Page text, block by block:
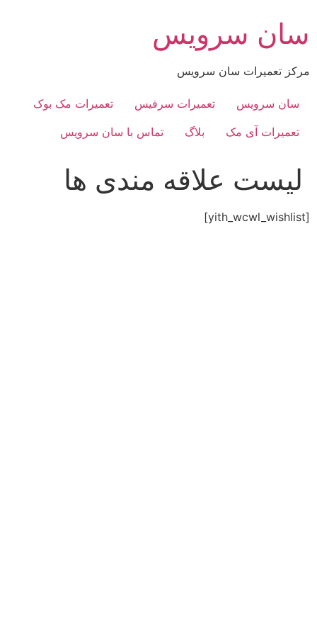
محتوا
سان سرویس
مرکز تعمیرات سان سرویس
سان سرویس تعمیرات سرفیس
تعمیرات مک بوک
تعمیرات آی مک
بلاگ تماس با سان سرویس
لیست علاقه مندی ها
[yith_wcwl_wishlist]